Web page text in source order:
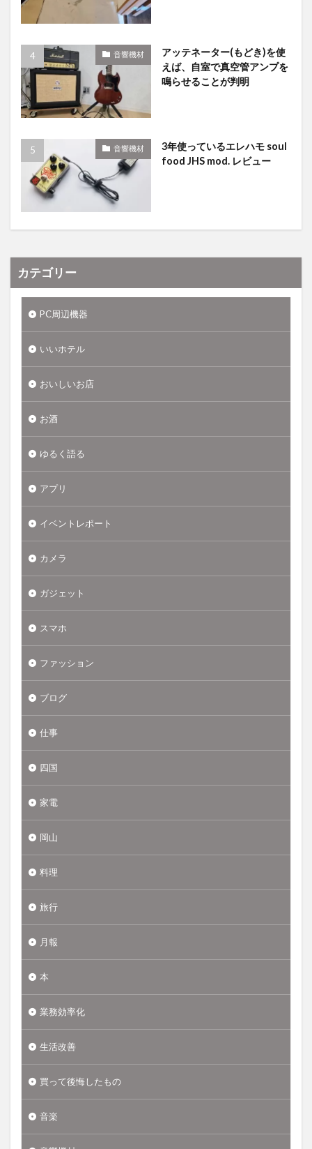
音響機材
アッテネーター(もどき)を使
えば、自室で真空管アンプを
鳴らせることが判明
音響機材
3年使っているエレハモ soul
food JHS mod. レビュー
カテゴリー
PC周辺機器
いいホテル
おいしいお店
お酒
ゆるく語る
アプリ
イベントレポート
カメラ
ガジェット
スマホ
ファッション
ブログ
仕事
四国
家電
岡山
料理
旅行
月報
本
業務効率化
生活改善
買って後悔したもの
音楽